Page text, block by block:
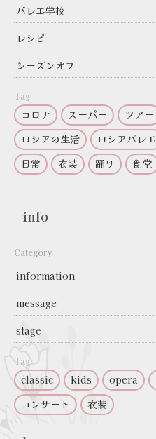
バレエ学校
レシピ
シーズンオフ
Tag
コロナ スーパー ツアー
ロシアの生活
ロシアバレエ
日常
衣装 踊り 食堂
info
Category
information
message
stage
Tag
classic kids opera
コンサート
衣装